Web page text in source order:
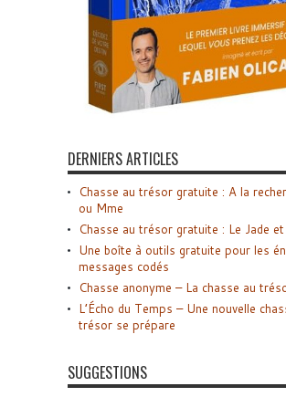
DERNIERS ARTICLES
Chasse au trésor gratuite : A la
ou Mme
Chasse au trésor gratuite : Le Jade
Une boîte à outils gratuite pour les
messages codés
Chasse anonyme – La chasse au
L’Écho du Temps – Une nouvelle
trésor se prépare
SUGGESTIONS